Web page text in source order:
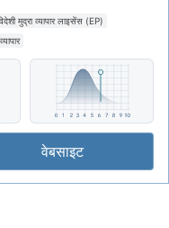
मुद्रा व्यापार लाइसेंस (EP)
वेबसाइट